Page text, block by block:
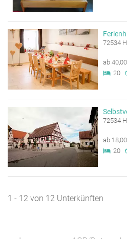
72534
ab
20
72534
ab
20
1 - 12 von 12 Unterkünften